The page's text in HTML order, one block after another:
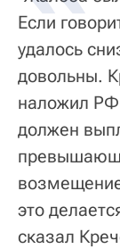
Если
удалось
довольны.
наложил
должен
это
сказал